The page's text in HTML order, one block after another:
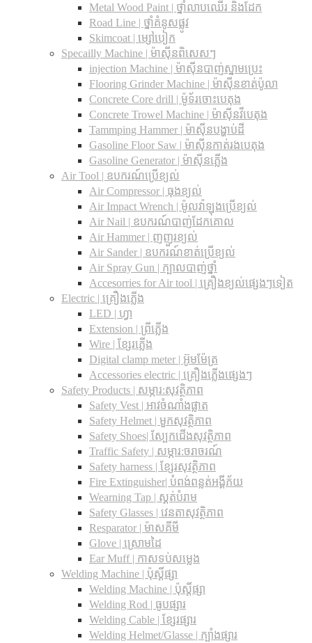
Metal Wood Paint | ថ្នាំលាបឈើរ និងដែក
Road Line | ថ្នាំគំនូសផ្លូវ
Skimcoat | ម្សៅបៀក
Specailly Machine | ម៉ាស៊ីនពិសេសៗ
injection Machine | ម៉ាស៊ីនបាញ់ស្នាមប្រេះ
Flooring Grinder Machine | ម៉ាស៊ីនខាត់ប៉ូលា
Concrete Core drill | ម៉ូទ័រចោះបេតុង
Concrete Trowel Machine | ម៉ាស៊ីនវីបេតុង
Tammping Hammer | ម៉ាស៊ីនបង្ហាប់ដី
Gasoline Floor Saw | ម៉ាស៊ីនកាត់រងបេតុង
Gasoline Generator | ម៉ាស៊ីនភ្លើង
Air Tool | ឧបករណ៍ប្រើខ្យល់
Air Compressor | ធុងខ្យល់
Air Impact Wrench | ម៉ូលវ៉ាឡុងប្រើខ្យល់
Air Nail | ឧបករណ៍បាញ់ដែកគោល
Air Hammer | ញញួរខ្យល់
Air Sander | ឧបករណ៍ខាត់ប្រើខ្យល់
Air Spray Gun | ក្បាលបាញ់ថ្នាំ
Accesorries for Air tool | គ្រឿងខ្យល់ផ្សេងៗទៀត
Electric | គ្រឿងភ្លើង
LED | ហ្វា
Extension | ព្រីភ្លើង
Wire | ខ្សែរភ្លើង
Digital clamp meter | អ៊ូមម៉ែត្រ
Accessories electric | គ្រឿងភ្លើងផ្សេងៗ
Safety Products | សម្ភារ:សុវត្ថិភាព
Safety Vest | អាវចំណាំងផ្លាត
Safety Helmet | មួកសុវត្ថិភាព
Safety Shoes| ស្បែកជើងសុវត្ថិភាព
Traffic Safety​ | សម្ភារ:ចរាចរណ៍
Safety harness | ខ្សែរសុវត្ថិភាព
Fire Extinguisher| បំពង់ពន្លត់អង្គីភ័យ
Wearning Tap | ស្គត់បំរាម
Safety Glasses | វេនតាសុវត្ថិភាព
Resparator | ម៉ាសគីមី
Glove | ស្រោមដៃ
Ear Muff | កាសទប់សម្លេង
Welding Machine | ប៉ុស្តិ៍ផ្សា
Welding Machine | ប៉ុស្តិ៍ផ្សា
Welding Rod | ធូបផ្សារ
Welding Cable | ខ្សែរផ្សារ
Welding Helmet/Glasse | ក្បាំងផ្សារ